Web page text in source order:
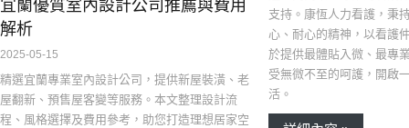
宜蘭優質室內設計公司推薦與費用
解析
2025-05-15
精選宜蘭專業室內設計公司，提供新屋裝潢、老
屋翻新、預售屋客變等服務。本文整理設計流
程、風格選擇及費用參考，助您打造理想居家空
支持。康恆人力看護，秉
心、耐心的精神，以看護
於提供最體貼入微、最專
受無微不至的呵護，開啟
活。